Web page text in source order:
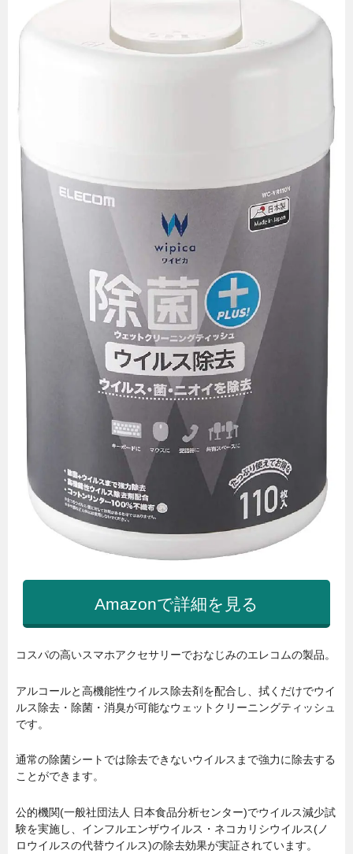
Amazonで詳細を見る
コスパの高いスマホアクセサリーでおなじみのエレコムの製品。
アルコールと高機能性ウイルス除去剤を配合し、拭くだけでウイ
ルス除去・除菌・消臭が可能なウェットクリーニングティッシュ
です。
通常の除菌シートでは除去できないウイルスまで強力に除去する
ことができます。
公的機関(一般社団法人 日本食品分析センター)でウイルス減少試
験を実施し、インフルエンザウイルス・ネコカリシウイルス(ノ
ロウイルスの代替ウイルス)の除去効果が実証されています。